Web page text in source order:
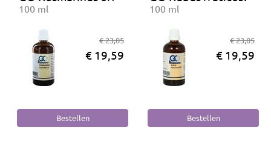
100 ml
€ 23,05
€ 19,59
100 ml
€ 23,05
€ 19,59